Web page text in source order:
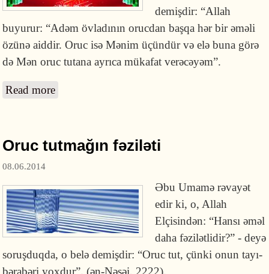
demişdir: “Allah
buyurur: “Adəm övladının orucdan başqa hər bir əməli
özünə aiddir. Oruc isə Mənim üçündür və elə buna görə
də Mən oruc tutana ayrıca mükafat verəcəyəm”.
Read more
Oruc tutmağın fəziləti
08.06.2014
Əbu Umamə rəvayət
edir ki, o, Allah
Elçisindən: “Hansı əməl
daha fəzilətlidir?” - deyə
soruşduqda, o belə demişdir: “Oruc tut, çünki onun tayı-